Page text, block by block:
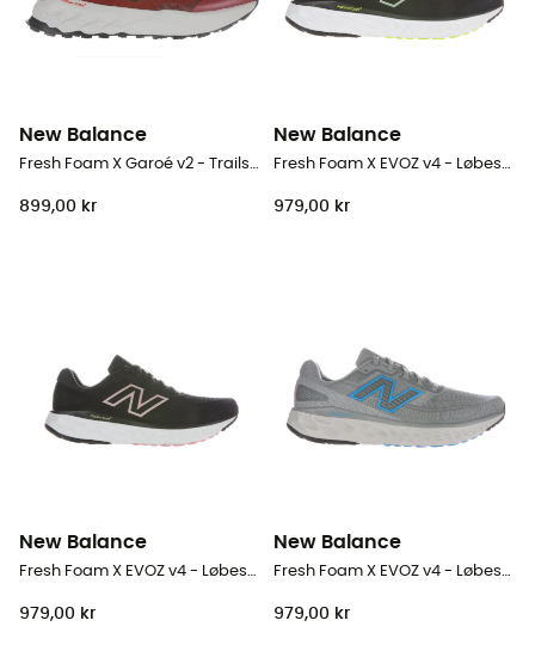
New Balance
Fresh Foam X Garoé v2 - Trailsko - Herrer
899,00 kr
New Balance
Fresh Foam X EVOZ v4 - Løbesko - Herrer
979,00 kr
New Balance
Fresh Foam X EVOZ v4 - Løbesko - Damer
979,00 kr
New Balance
Fresh Foam X EVOZ v4 - Løbesko - Herrer
979,00 kr